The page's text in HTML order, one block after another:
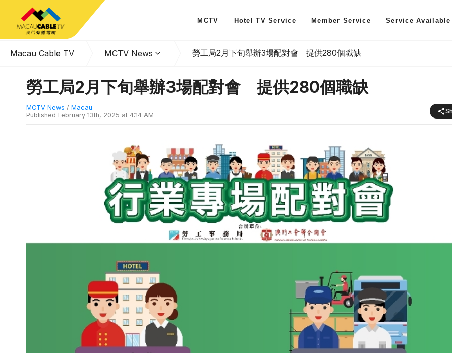
MCTV Hotel TV Service Member Service Service Available
Macau Cable TV MCTV News 勞工局2月下旬舉辦3場配對會 提供280個職缺
勞工局2月下旬舉辦3場配對會 提供280個職缺
MCTV News / Macau
Published February 13th, 2025 at 4:14 AM